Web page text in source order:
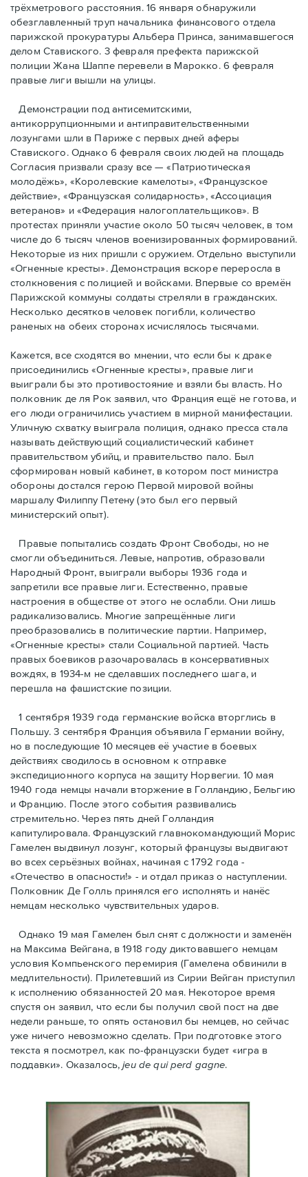
трёхметровoго расстояния. 16 января обнаружили
обезглавленный труп начальника финансового отдела
парижской прокуратуры Альбера Принса, занимавшегося
делом Cтавиского. 3 февраля префекта парижской
полиции Жана Шаппе перевели в Марокко. 6 февраля
правые лиги вышли на улицы.
Демонстрации под антисемитскими,
антикоррупционными и антиправительственными
лозунгами шли в Париже с первых дней аферы
Ставиского. Однако 6 февраля своих людей на площадь
Согласия призвали сразу все — «Патриотическая
молодёжь», «Королевские камелоты», «Французское
действие», «Французская солидарность», «Ассоциация
ветеранов» и «Федерация налогоплательщиков». В
протестах приняли участие около 50 тысяч человек, в том
числе до 6 тысяч членов военизированных формирований.
Некоторые из них пришли с оружием. Отдельно выступили
«Огненные кресты». Демонстрация вскоре переросла в
столкновения с полицией и войсками. Впервые со времён
Парижской коммуны солдаты стреляли в гражданских.
Несколько десятков человек погибли, количество
раненых на обеих сторонах исчислялось тысячами.
Кажется, все сходятся во мнении, что если бы к драке
присоединились «Огненные кресты», правые лиги
выиграли бы это противостояние и взяли бы власть. Но
полковник де ля Рок заявил, что Франция ещё не готова, и
его люди ограничились участием в мирной манифестации.
Уличную схватку выиграла полиция, однако пресса стала
называть действующий социалистический кабинет
правительством убийц, и правительство пало. Был
сформирован новый кабинет, в котором пост министра
обороны достался герою Первой мировой войны
маршалу Филиппу Петену (это был его первый
министерский опыт).
Правые пoпытались создать Фронт Свободы, но не
смогли объединиться. Левые, напротив, образовали
Народный Фронт, выиграли выборы 1936 года и
запретили все правые лиги. Естественно, правые
настроения в обществе от этого не ослабли. Они лишь
радикализовались. Многие запрещённые лиги
преобразовались в политические партии. Например,
«Огненные кресты» стали Социальной партией. Часть
правых боевиков разочаровалась в консервативных
вождях, в 1934-м не сделавших последнего шага, и
перешла на фашистские позиции.
1 сентября 1939 года германские войска вторглись в
Польшу. 3 сентября Франция объявила Германии войну,
но в последующие 10 месяцев её участие в боевых
действиях сводилось в основном к отправке
экспедиционного корпуса на защиту Норвегии. 10 мая
1940 года немцы начали вторжение в Голландию, Бельгию
и Францию. После этого события развивались
стремительно. Через пять дней Голландия
капитулировала. Французский главнокомандующий Морис
Гамелен выдвинул лозунг, который французы выдвигают
во всех серьёзных войнах, начиная с 1792 года -
«Отечество в опасности!» - и отдал приказ о наступлении.
Полковник Дe Голль принялся его исполнять и нанёс
немцам несколько чувствительных ударов.
Однако 19 мая Гамелен был снят с должности и заменён
на Максима Вейгана, в 1918 году диктовавшего немцам
условия Компьенского перемирия (Гамелена обвинили в
медлительности). Прилетевший из Сирии Вейган приступил
к исполнению обязанностей 20 мая. Hекоторое время
спустя oн заявил, что если бы получил свой пост на две
недели раньше, то опять остановил бы немцев, но сейчас
уже ничего невозможно сделать. При подготовке этого
текста я посмотрел, как по-французски будет «игра в
поддавки». Оказалось,jeu de qui perd gagne.